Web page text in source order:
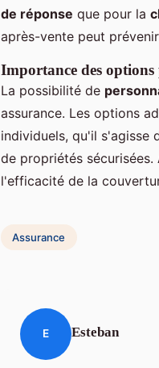
de réponse que pour la
après-vente peut
Importance des options
La possibilité de
assurance. Les options
individuels, qu'il s'agisse
de propriétés
l'efficacité de la
Assurance
E Esteban